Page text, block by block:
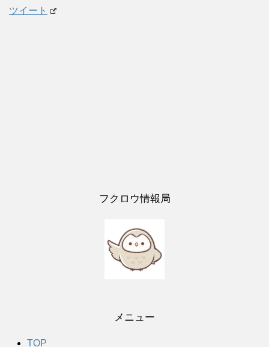
ツイート
フクロウ情報局
メニュー
TOP